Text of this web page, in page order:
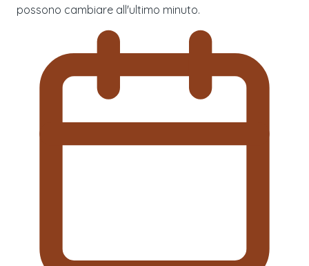
possono cambiare all'ultimo minuto.